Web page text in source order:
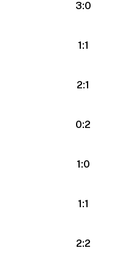
3:0
1:1
2:1
0:2
1:0
1:1
2:2